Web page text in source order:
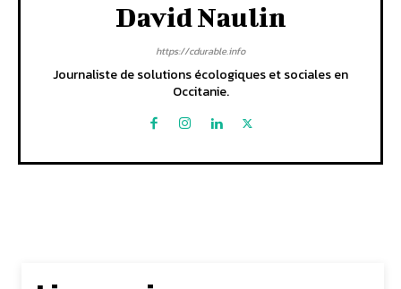
David Naulin
https://cdurable.info
Journaliste de solutions écologiques et sociales en
Occitanie.